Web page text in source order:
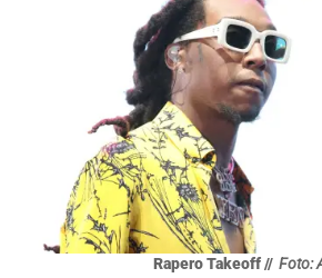
Rapero Takeoff // Foto: